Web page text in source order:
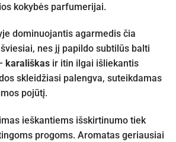
kokybės parfumerijai.
dominuojantis agarmedis čia
nes jį papildo subtilūs balti
karališkas ir itin ilgai išliekantis
skleidžiasi palengva, suteikdamas
pojūtį.
ieškantiems išskirtinumo tiek
progoms. Aromatas geriausiai